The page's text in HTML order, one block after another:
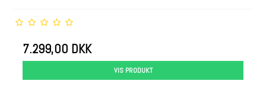
7.299,00 DKK
VIS PRODUKT